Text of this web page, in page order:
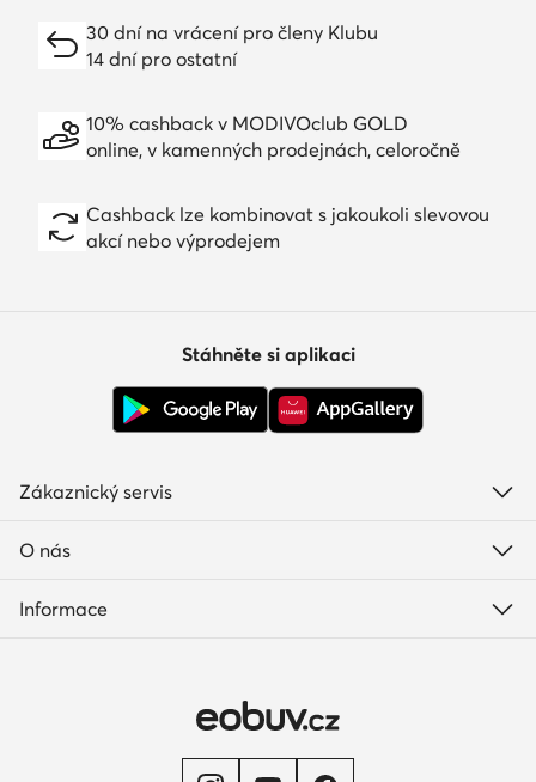
30 dní na vrácení pro členy Klubu
14 dní pro ostatní
10% cashback v MODIVOclub GOLD
online, v kamenných prodejnách, celoročně
Cashback lze kombinovat s jakoukoli slevovou
akcí nebo výprodejem
Stáhněte si aplikaci
Zákaznický servis
O nás
Informace